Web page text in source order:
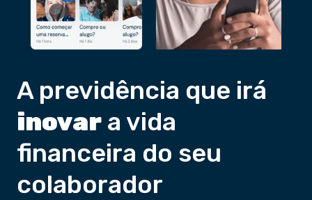
A previdência que irá
inovar a vida
financeira do seu
colaborador